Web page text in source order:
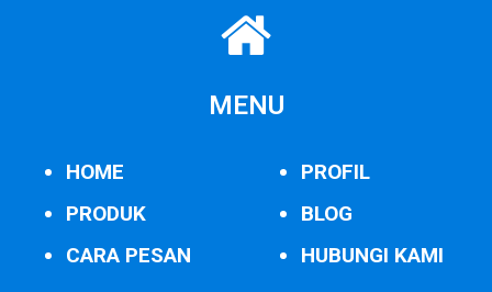
MENU
HOME
PRODUK
CARA PESAN
PROFIL
BLOG
HUBUNGI KAMI